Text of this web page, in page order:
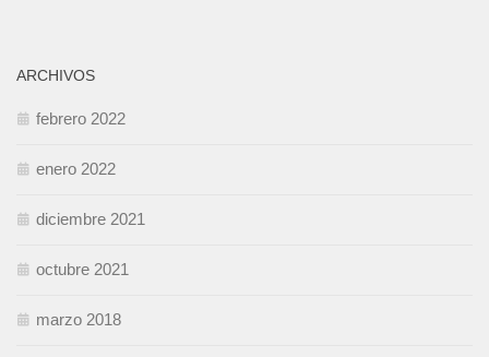
ARCHIVOS
febrero 2022
enero 2022
diciembre 2021
octubre 2021
marzo 2018